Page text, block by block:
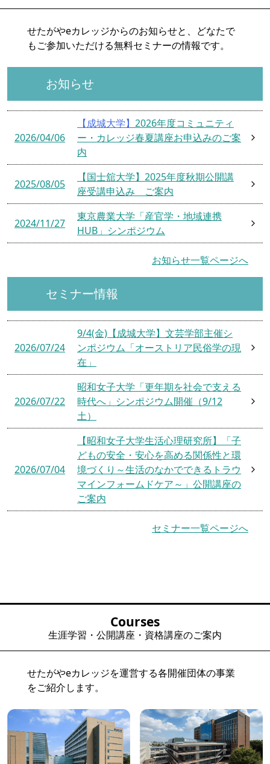
せたがやeカレッジからのお知らせと、どなたで
もご参加いただける無料セミナーの情報です。
お知らせ
2026/04/06
【成城大学】 2026年度コミュニティ
ー・カレッジ春夏講座お申込みのご案
内
2025/08/05
【国士舘大学】2025年度秋期公開講
座受講申込み ご案内
2024/11/27
東京農業大学「産官学・地域連携
HUB」シンポジウム
お知らせ一覧ページへ
セミナー情報
2026/07/24
9/4(金)【成城大学】文芸学部主催シ
ンポジウム「オーストリア民俗学の現
在」
2026/07/22
昭和女子大学「更年期を社会で支える
時代へ」シンポジウム開催（9/12
土）
2026/07/04
【昭和女子大学生活心理研究所】「子
どもの安全・安心を高める関係性と環
境づくり～生活のなかでできるトラウ
マインフォームドケア～」公開講座の
ご案内
セミナー一覧ページへ
Courses
生涯学習・公開講座・資格講座のご案内
せたがやeカレッジを運営する各開催団体の事業
をご紹介します。